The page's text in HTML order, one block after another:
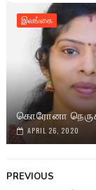
இலங்கை
கொரோனா
APRIL 26, 2020
PREVIOUS